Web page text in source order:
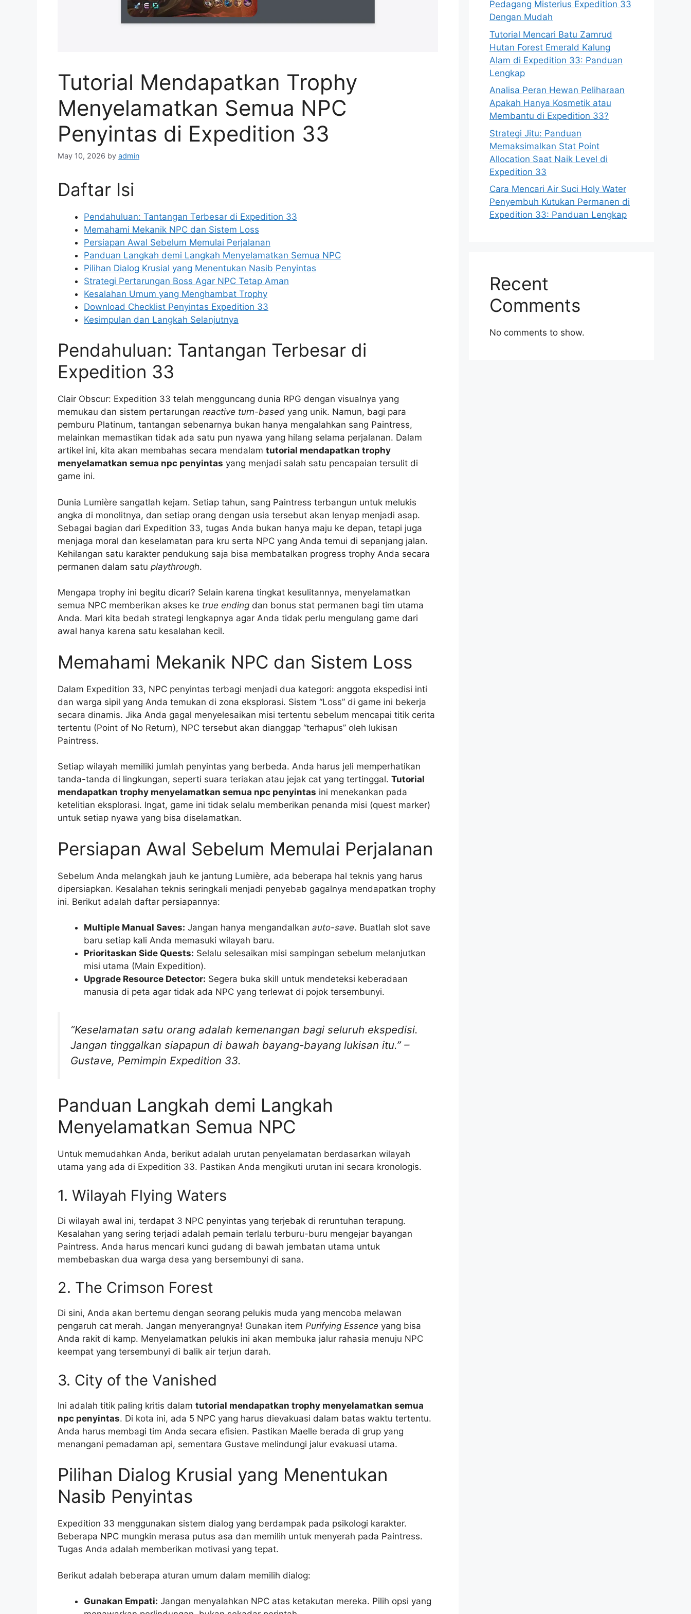
Tutorial Mendapatkan Trophy
Menyelamatkan Semua NPC
Penyintas di Expedition 33
May 10, 2026 by admin
Daftar Isi
Pendahuluan: Tantangan Terbesar di Expedition 33
Memahami Mekanik NPC dan Sistem Loss
Persiapan Awal Sebelum Memulai Perjalanan
Panduan Langkah demi Langkah Menyelamatkan Semua NPC
Pilihan Dialog Krusial yang Menentukan Nasib Penyintas
Strategi Pertarungan Boss Agar NPC Tetap Aman
Kesalahan Umum yang Menghambat Trophy
Download Checklist Penyintas Expedition 33
Kesimpulan dan Langkah Selanjutnya
Pendahuluan: Tantangan Terbesar di
Expedition 33
Clair Obscur: Expedition 33 telah mengguncang dunia RPG dengan visualnya yang
memukau dan sistem pertarungan reactive turn-based yang unik. Namun, bagi para
pemburu Platinum, tantangan sebenarnya bukan hanya mengalahkan sang Paintress,
melainkan memastikan tidak ada satu pun nyawa yang hilang selama perjalanan. Dalam
artikel ini, kita akan membahas secara mendalam tutorial mendapatkan trophy
menyelamatkan semua npc penyintas yang menjadi salah satu pencapaian tersulit di
game ini.
Dunia Lumière sangatlah kejam. Setiap tahun, sang Paintress terbangun untuk melukis
angka di monolitnya, dan setiap orang dengan usia tersebut akan lenyap menjadi asap.
Sebagai bagian dari Expedition 33, tugas Anda bukan hanya maju ke depan, tetapi juga
menjaga moral dan keselamatan para kru serta NPC yang Anda temui di sepanjang jalan.
Kehilangan satu karakter pendukung saja bisa membatalkan progress trophy Anda secara
permanen dalam satu playthrough.
Mengapa trophy ini begitu dicari? Selain karena tingkat kesulitannya, menyelamatkan
semua NPC memberikan akses ke true ending dan bonus stat permanen bagi tim utama
Anda. Mari kita bedah strategi lengkapnya agar Anda tidak perlu mengulang game dari
awal hanya karena satu kesalahan kecil.
Memahami Mekanik NPC dan Sistem Loss
Dalam Expedition 33, NPC penyintas terbagi menjadi dua kategori: anggota ekspedisi inti
dan warga sipil yang Anda temukan di zona eksplorasi. Sistem “Loss” di game ini bekerja
secara dinamis. Jika Anda gagal menyelesaikan misi tertentu sebelum mencapai titik cerita
tertentu (Point of No Return), NPC tersebut akan dianggap “terhapus” oleh lukisan
Paintress.
Setiap wilayah memiliki jumlah penyintas yang berbeda. Anda harus jeli memperhatikan
tanda-tanda di lingkungan, seperti suara teriakan atau jejak cat yang tertinggal. Tutorial
mendapatkan trophy menyelamatkan semua npc penyintas ini menekankan pada
ketelitian eksplorasi. Ingat, game ini tidak selalu memberikan penanda misi (quest marker)
untuk setiap nyawa yang bisa diselamatkan.
Persiapan Awal Sebelum Memulai Perjalanan
Sebelum Anda melangkah jauh ke jantung Lumière, ada beberapa hal teknis yang harus
dipersiapkan. Kesalahan teknis seringkali menjadi penyebab gagalnya mendapatkan trophy
ini. Berikut adalah daftar persiapannya:
Multiple Manual Saves: Jangan hanya mengandalkan auto-save. Buatlah slot save
baru setiap kali Anda memasuki wilayah baru.
Prioritaskan Side Quests: Selalu selesaikan misi sampingan sebelum melanjutkan
misi utama (Main Expedition).
Upgrade Resource Detector: Segera buka skill untuk mendeteksi keberadaan
manusia di peta agar tidak ada NPC yang terlewat di pojok tersembunyi.
“Keselamatan satu orang adalah kemenangan bagi seluruh ekspedisi.
Jangan tinggalkan siapapun di bawah bayang-bayang lukisan itu.”–
Gustave, Pemimpin Expedition 33.
Panduan Langkah demi Langkah
Menyelamatkan Semua NPC
Untuk memudahkan Anda, berikut adalah urutan penyelamatan berdasarkan wilayah
utama yang ada di Expedition 33. Pastikan Anda mengikuti urutan ini secara kronologis.
1. Wilayah Flying Waters
Di wilayah awal ini, terdapat 3 NPC penyintas yang terjebak di reruntuhan terapung.
Kesalahan yang sering terjadi adalah pemain terlalu terburu-buru mengejar bayangan
Paintress. Anda harus mencari kunci gudang di bawah jembatan utama untuk
membebaskan dua warga desa yang bersembunyi di sana.
2. The Crimson Forest
Di sini, Anda akan bertemu dengan seorang pelukis muda yang mencoba melawan
pengaruh cat merah. Jangan menyerangnya! Gunakan item Purifying Essence yang bisa
Anda rakit di kamp. Menyelamatkan pelukis ini akan membuka jalur rahasia menuju NPC
keempat yang tersembunyi di balik air terjun darah.
3. City of the Vanished
Ini adalah titik paling kritis dalam tutorial mendapatkan trophy menyelamatkan semua
npc penyintas. Di kota ini, ada 5 NPC yang harus dievakuasi dalam batas waktu tertentu.
Anda harus membagi tim Anda secara efisien. Pastikan Maelle berada di grup yang
menangani pemadaman api, sementara Gustave melindungi jalur evakuasi utama.
Pilihan Dialog Krusial yang Menentukan
Nasib Penyintas
Expedition 33 menggunakan sistem dialog yang berdampak pada psikologi karakter.
Beberapa NPC mungkin merasa putus asa dan memilih untuk menyerah pada Paintress.
Tugas Anda adalah memberikan motivasi yang tepat.
Berikut adalah beberapa aturan umum dalam memilih dialog:
Gunakan Empati: Jangan menyalahkan NPC atas ketakutan mereka. Pilih opsi yang
Pedagang Misterius Expedition 33
Dengan Mudah
Tutorial Mencari Batu Zamrud
Hutan Forest Emerald Kalung
Alam di Expedition 33: Panduan
Lengkap
Analisa Peran Hewan Peliharaan
Apakah Hanya Kosmetik atau
Membantu di Expedition 33?
Strategi Jitu: Panduan
Memaksimalkan Stat Point
Allocation Saat Naik Level di
Expedition 33
Cara Mencari Air Suci Holy Water
Penyembuh Kutukan Permanen di
Expedition 33: Panduan Lengkap
Recent
Comments
No comments to show.